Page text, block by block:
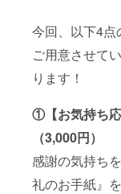
今回、以下4点
ご用意させて
ります！
①【お気持ち応
（3,000円）
感謝の気持ち
礼のお手紙』